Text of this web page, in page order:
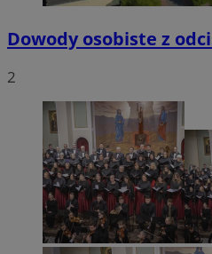
Dowody osobiste z
2